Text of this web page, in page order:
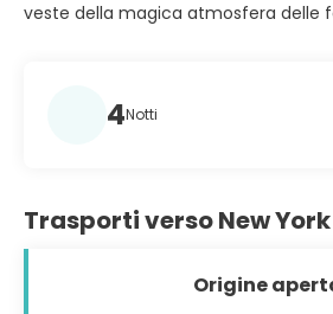
veste della magica atmosfera delle
4Notti
Trasporti verso New York
Origine